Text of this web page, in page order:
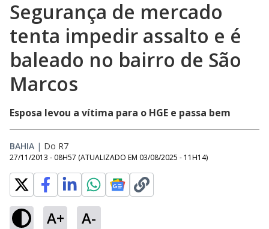
Segurança de mercado
tenta impedir assalto e é
baleado no bairro de São
Marcos
Esposa levou a vítima para o HGE e passa bem
BAHIA | Do R7
27/11/2013 - 08H57 (ATUALIZADO EM 03/08/2025 - 11H14)
A+ A-